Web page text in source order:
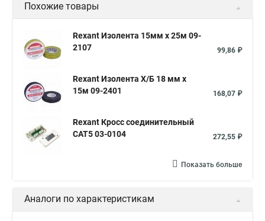
Коробка распределительная ip55
Коробка для скрытой проводки Электрическая коробка
Коробка для электропроводки
Коробка распределительная металлическая
Клеммная распределительная коробка
Щит электрический встраиваемый
Похожие товары
Rexant Изолента 15мм х 25м 09-
2107
99,86 ₽
Rexant Изолента Х/Б 18 мм х
15м 09-2401
168,07 ₽
Rexant Кросс соединительный
CAT5 03-0104
272,55 ₽
Показать больше
Аналоги по характеристикам